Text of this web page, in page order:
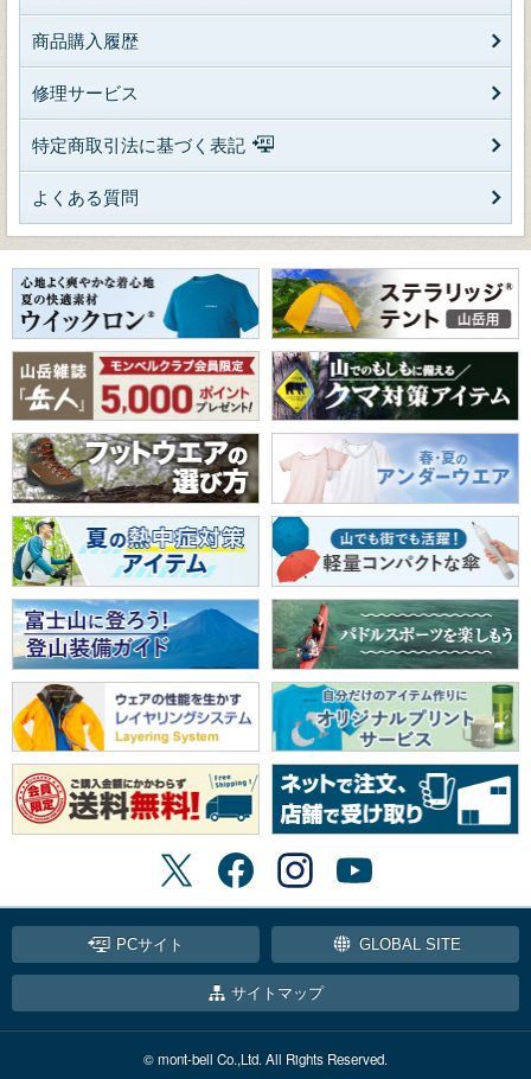
商品購入履歴
修理サービス
特定商取引法に基づく表記
よくある質問
PCサイト GLOBAL SITE
サイトマップ
© mont-bell Co.,Ltd. All Rights Reserved.